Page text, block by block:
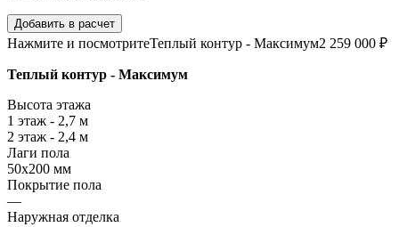
Добавить в расчет
Нажмите и посмотритеТеплый контур - Максимум2 259 000 ₽
Теплый контур - Максимум
Высота этажа
1 этаж - 2,7 м
2 этаж - 2,4 м
Лаги пола
50х200 мм
Покрытие пола
—
Наружная отделка